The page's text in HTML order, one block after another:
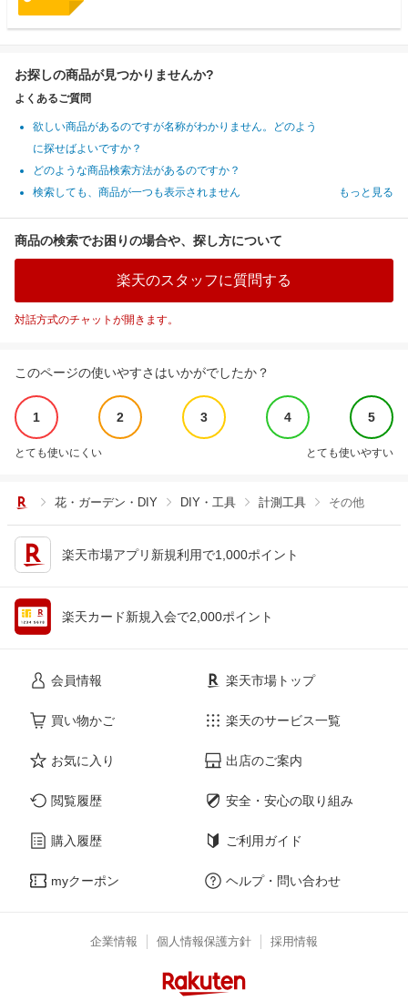
お探しの商品が見つかりませんか?
よくあるご質問
欲しい商品があるのですが名称がわかりません。どのよう
に探せばよいですか？
どのような商品検索方法があるのですか？
検索しても、商品が一つも表示されません
もっと見る
商品の検索でお困りの場合や、探し方について
楽天のスタッフに質問する
対話方式のチャットが開きます。
このページの使いやすさはいかがでしたか？
1 2 3 4 5
とても使いにくい とても使いやすい
花・ガーデン・DIY DIY・工具 計測工具 その他
楽天市場アプリ新規利用で1,000ポイント
楽天カード新規入会で2,000ポイント
会員情報
買い物かご
お気に入り
閲覧履歴
購入履歴
myクーポン
楽天市場トップ
楽天のサービス一覧
出店のご案内
安全・安心の取り組み
ご利用ガイド
ヘルプ・問い合わせ
企業情報 個人情報保護方針 採用情報